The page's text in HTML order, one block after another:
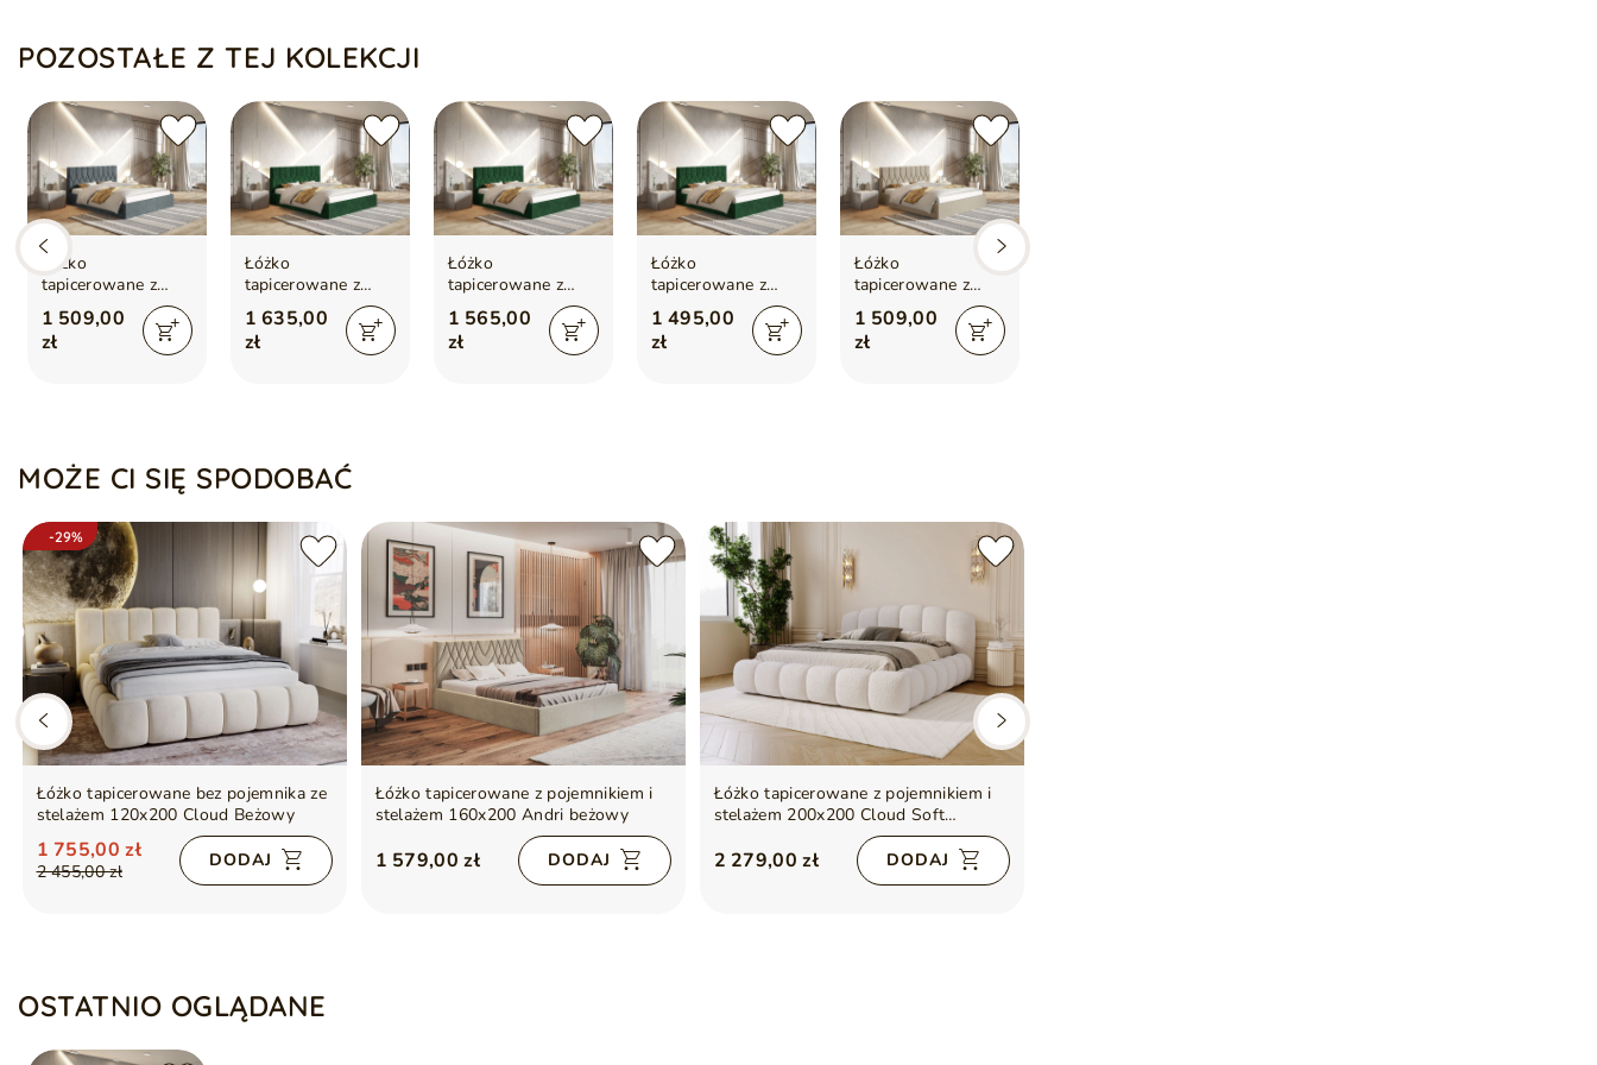
POZOSTAŁE Z TEJ KOLEKCJI
Łóżko
tapicerowane z
pojemnikiem i
stelażem 140x200
Gaja Ciemnoszare
1 509,00
zł
Łóżko
tapicerowane z
pojemnikiem i
stelażem 180x200
Gaja Zielone
1 635,00
zł
Łóżko
tapicerowane z
pojemnikiem i
stelażem 160x200
Gaja Zielone
1 565,00
zł
Łóżko
tapicerowane z
pojemnikiem i
stelażem 120x200
Gaja Zielone
1 495,00
zł
Łóżko
tapicerowane z
pojemnikiem i
stelażem 140x200
Gaja Beżowe
1 509,00
zł
MOŻE CI SIĘ SPODOBAĆ
-29%
Łóżko tapicerowane bez pojemnika ze
stelażem 120x200 Cloud Beżowy
2 455,00 zł
1 755,00 zł DODAJ
Łóżko tapicerowane z pojemnikiem i
stelażem 160x200 Andri beżowy
1 579,00 zł DODAJ
Łóżko tapicerowane z pojemnikiem i
stelażem 200x200 Cloud Soft
2 279,00 zł DODAJ
OSTATNIO OGLĄDANE